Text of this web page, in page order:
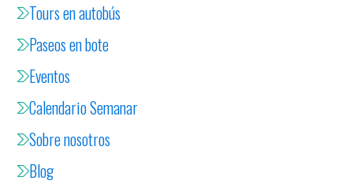
Tours en autobús
Paseos en bote
Eventos
Calendario Semanar
Sobre nosotros
Blog